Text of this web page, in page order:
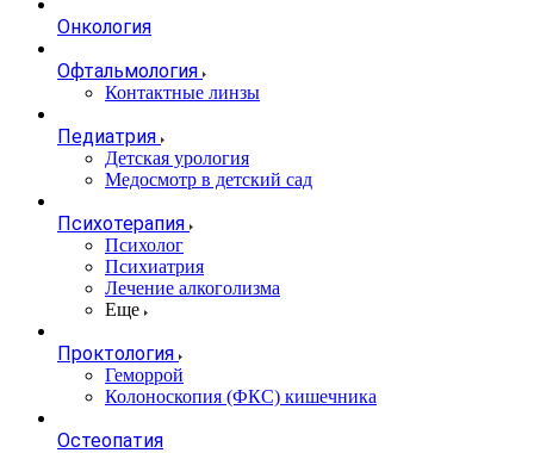
Онкология
Офтальмология
Контактные линзы
Педиатрия
Детская урология
Медосмотр в детский сад
Психотерапия
Психолог
Психиатрия
Лечение алкоголизма
Еще
Проктология
Геморрой
Колоноскопия (ФКС) кишечника
Остеопатия